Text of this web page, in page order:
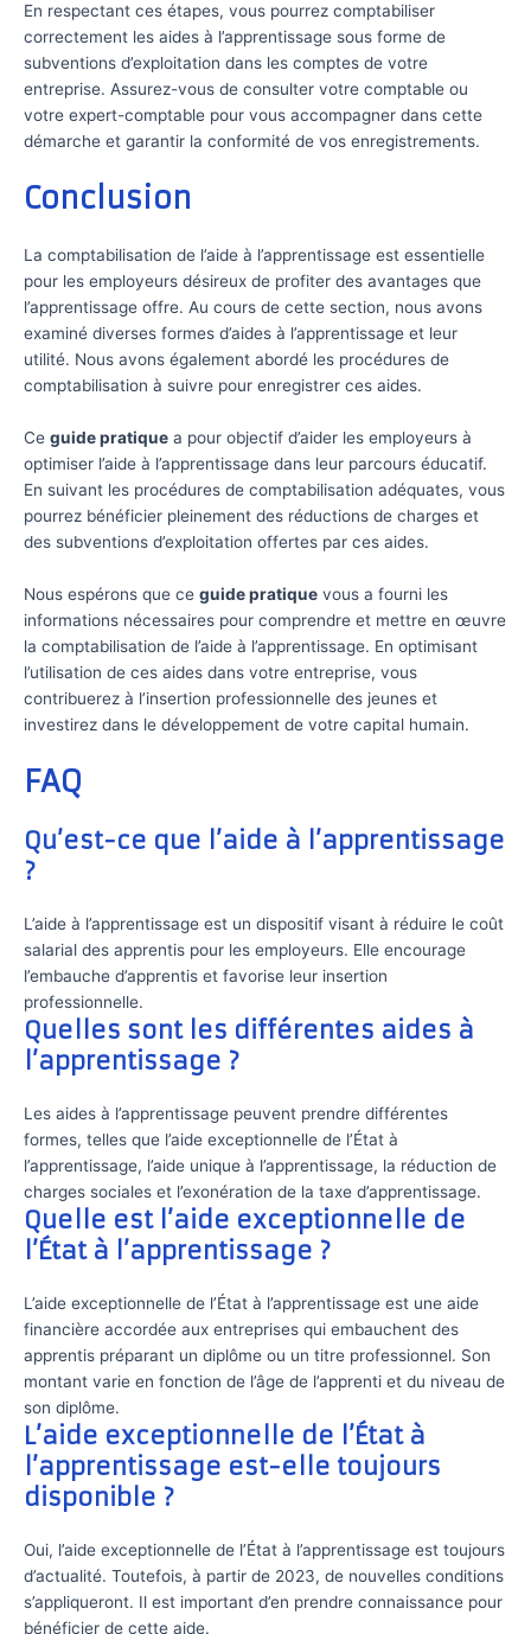
En respectant ces étapes, vous pourrez comptabiliser
correctement les aides à l’apprentissage sous forme de
subventions d’exploitation dans les comptes de votre
entreprise. Assurez-vous de consulter votre comptable ou
votre expert-comptable pour vous accompagner dans cette
démarche et garantir la conformité de vos enregistrements.
Conclusion
La comptabilisation de l’aide à l’apprentissage est essentielle
pour les employeurs désireux de profiter des avantages que
l’apprentissage offre. Au cours de cette section, nous avons
examiné diverses formes d’aides à l’apprentissage et leur
utilité. Nous avons également abordé les procédures de
comptabilisation à suivre pour enregistrer ces aides.
Ce guide pratique a pour objectif d’aider les employeurs à
optimiser l’aide à l’apprentissage dans leur parcours éducatif.
En suivant les procédures de comptabilisation adéquates, vous
pourrez bénéficier pleinement des réductions de charges et
des subventions d’exploitation offertes par ces aides.
Nous espérons que ce guide pratique vous a fourni les
informations nécessaires pour comprendre et mettre en œuvre
la comptabilisation de l’aide à l’apprentissage. En optimisant
l’utilisation de ces aides dans votre entreprise, vous
contribuerez à l’insertion professionnelle des jeunes et
investirez dans le développement de votre capital humain.
FAQ
Qu’est-ce que l’aide à l’apprentissage
?
L’aide à l’apprentissage est un dispositif visant à réduire le coût
salarial des apprentis pour les employeurs. Elle encourage
l’embauche d’apprentis et favorise leur insertion
professionnelle.
Quelles sont les différentes aides à
l’apprentissage ?
Les aides à l’apprentissage peuvent prendre différentes
formes, telles que l’aide exceptionnelle de l’État à
l’apprentissage, l’aide unique à l’apprentissage, la réduction de
charges sociales et l’exonération de la taxe d’apprentissage.
Quelle est l’aide exceptionnelle de
l’État à l’apprentissage ?
L’aide exceptionnelle de l’État à l’apprentissage est une aide
financière accordée aux entreprises qui embauchent des
apprentis préparant un diplôme ou un titre professionnel. Son
montant varie en fonction de l’âge de l’apprenti et du niveau de
son diplôme.
L’aide exceptionnelle de l’État à
l’apprentissage est-elle toujours
disponible ?
Oui, l’aide exceptionnelle de l’État à l’apprentissage est toujours
d’actualité. Toutefois, à partir de 2023, de nouvelles conditions
s’appliqueront. Il est important d’en prendre connaissance pour
bénéficier de cette aide.